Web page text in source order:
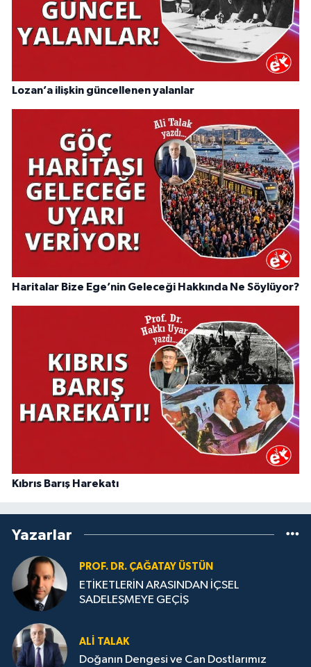
Lozan’a ilişkin güncellenen yalanlar
Haritalar Bize Ege’nin Geleceği Hakkında Ne Söylüyor?
Kıbrıs Barış Harekatı
Yazarlar
PROF. DR. ÇAĞATAY ÜSTÜN
ETİKETLERİN ARASINDAN İÇSEL
SADELEŞMEYE GEÇİŞ
ALI TALAK
Doğanın Dengesi ve Can Dostlarımız